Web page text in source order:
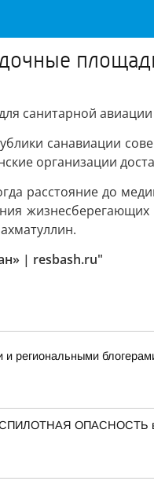
санитарной авиации
санавиации
организации
расстояние до
| resbash.ru"
региональными
ОПАСНОСТЬ